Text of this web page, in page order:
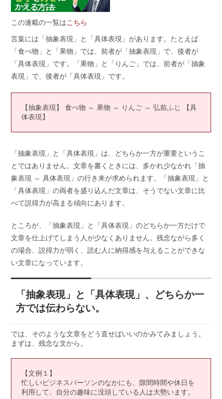
この連載の一覧はこちら
言葉には「抽象表現」と「具体表現」があります。たとえば
「食べ物」と「果物」では、前者が「抽象表現」で、後者が
「具体表現」です。「果物」と「りんご」では、前者が「抽象
表現」で、後者が「具体表現」です。
【抽象表現】 食べ物 ⇔ 果物 ⇔ りんご ⇔ 弘前ふじ 【具
体表現】
「抽象表現」と「具体表現」は、どちらか一方が重要というこ
とではありません。文章を書くときには、多かれ少なかれ「抽
象表現 ⇔ 具体表現」の行き来が求められます。「抽象表現」と
「具体表現」の両者を盛り込んだ文章は、そうでない文章に比
べて説得力が高まる傾向にあります。
ところが、「抽象表現」と「具体表現」のどちらか一方だけで
文章を仕上げてしまう人が少なくありません。残念ながら多く
の場合、説得力が弱く、読む人に納得感を与えることができな
い文章になっています。
「抽象表現」と「具体表現」、どちらか一
方では伝わらない。
では、そのような文章をどう直せばいいのかみてみましょう。
まずは、残念な文から。
【文例１】
忙しいビジネスパーソンのなかにも、隙間時間や休日を
利用して、自分の趣味に没頭している人は大勢います。